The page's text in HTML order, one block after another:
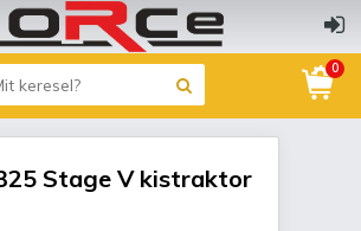
0
Stage V kistraktor